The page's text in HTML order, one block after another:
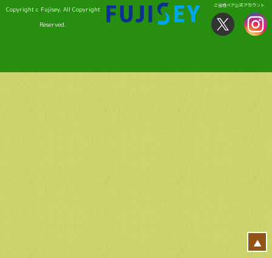
ご当地ベア公式アカウント
Copyright c Fujisey. All Copyright
Reserved.
▲